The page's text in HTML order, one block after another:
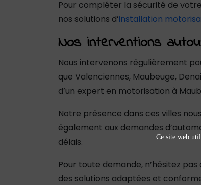
Pour compléter la sécurité de
nos solutions d’installation
Nos interventions
Nous intervenons régulièrement
que Valenciennes, Maubeuge,
d’un expert en motorisation à
Notre présence dans ces villes
également aux demandes
délais.
Pour toute demande, n’hésitez pas
des solutions adaptées et
Ce site web